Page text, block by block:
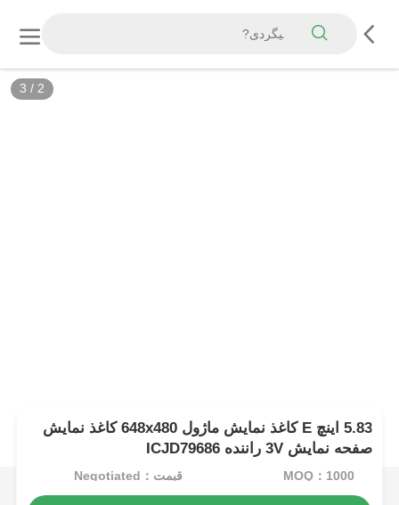
2
/
3
5.83 اینچ E کاغذ نمایش ماژول 648x480 کاغذ نمایش
صفحه نمایش 3V راننده ICJD79686
MOQ：1000 قیمت：Negotiated